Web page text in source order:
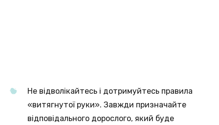
Не відволікайтесь і дотримуйтесь правила
«витягнутої руки». Завжди призначайте
відповідального дорослого, який буде